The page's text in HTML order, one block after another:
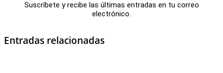
Suscríbete y recibe las últimas entradas en tu correo
electrónico.
Entradas relacionadas